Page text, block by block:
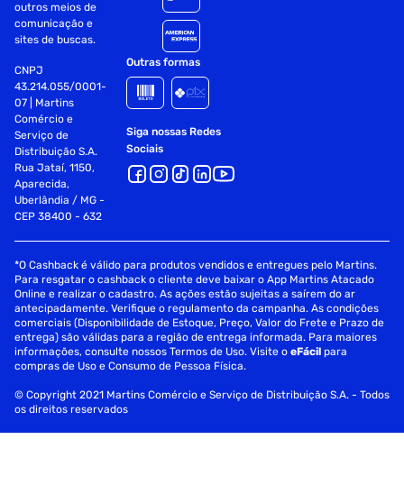
outros meios de
comunicação e
sites de buscas.
CNPJ
43.214.055/0001-
07 | Martins
Comércio e
Serviço de
Distribuição S.A.
Rua Jataí, 1150,
Aparecida,
Uberlândia / MG -
CEP 38400 - 632
Outras formas
Siga nossas Redes
Sociais
*O Cashback é válido para produtos vendidos e entregues pelo Martins.
Para resgatar o cashback o cliente deve baixar o App Martins Atacado
Online e realizar o cadastro. As ações estão sujeitas a saírem do ar
antecipadamente. Verifique o regulamento da campanha. As condições
comerciais (Disponibilidade de Estoque, Preço, Valor do Frete e Prazo de
entrega) são válidas para a região de entrega informada. Para maiores
informações, consulte nossos Termos de Uso. Visite oeFácil para
compras de Uso e Consumo de Pessoa Física.
© Copyright 2021 Martins Comércio e Serviço de Distribuição S.A. - Todos
os direitos reservados